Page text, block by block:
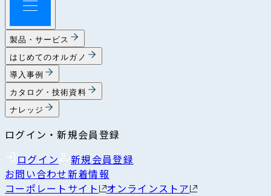
製品・サービス
はじめてのオルガノ
導入事例
カタログ・技術資料
ナレッジ
ログイン・新規会員登録
ログイン
新規会員登録
お問い合わせ新着情報
コーポレートサイト
オンラインストア